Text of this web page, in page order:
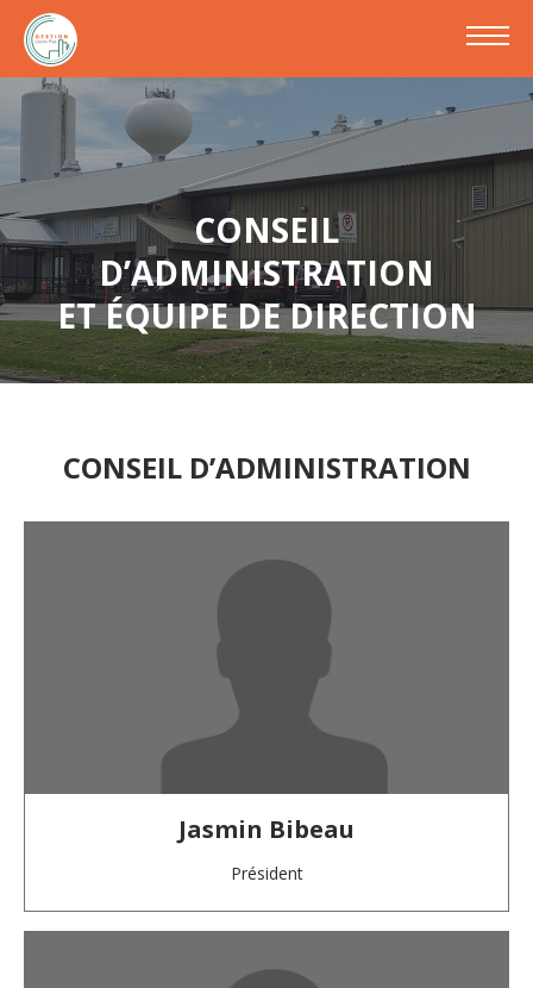
CONSEIL
D’ADMINISTRATION
ET ÉQUIPE DE DIRECTION
CONSEIL D’ADMINISTRATION
Jasmin Bibeau
Président